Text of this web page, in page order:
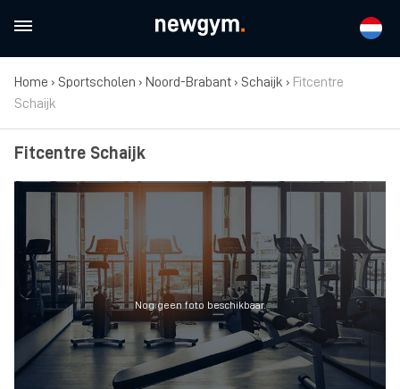
Home › Sportscholen › Noord-Brabant › Schaijk › Fitcentre
Schaijk
Fitcentre Schaijk
Nog geen foto beschikbaar.